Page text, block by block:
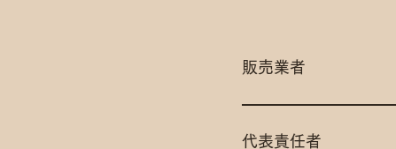
販売業者
代表責任者